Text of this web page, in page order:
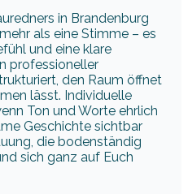
in Brandenburg
als eine Stimme – es
und eine klare
professioneller
den Raum öffnet
lässt. Individuelle
Ton und Worte ehrlich
Geschichte sichtbar
die bodenständig
sich ganz auf Euch